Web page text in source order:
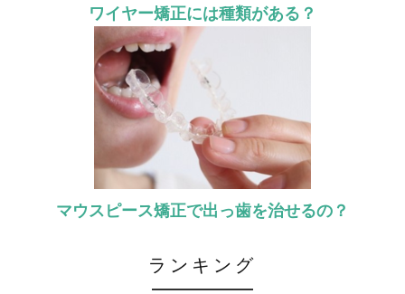
ワイヤー矯正には種類がある？
マウスピース矯正で出っ歯を治せるの？
ランキング